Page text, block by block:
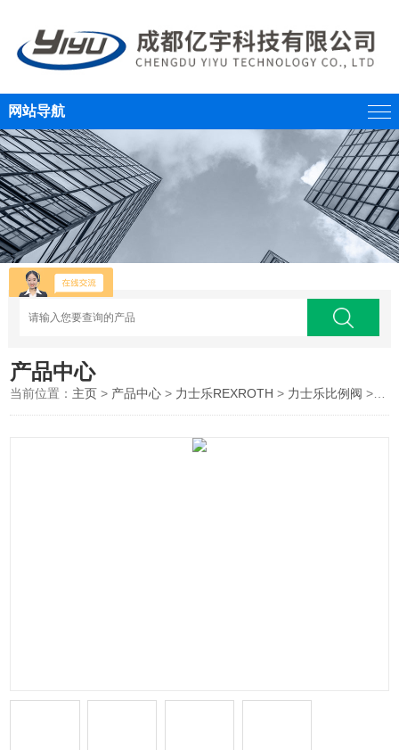
网站导航
产品中心
当前位置： 主页 > 产品中心 > 力士乐REXROTH > 力士乐比例阀 >REXROTH力士乐先导式比例方向阀